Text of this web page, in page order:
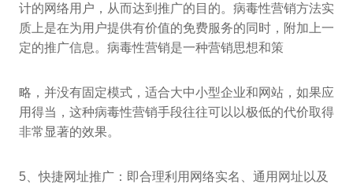
计的网络用户，从而达到推广的目的。病毒性营销方法实
质上是在为用户提供有价值的免费服务的同时，附加上一
定的推广信息。病毒性营销是一种营销思想和策
略，并没有固定模式，适合大中小型企业和网站，如果应
用得当，这种病毒性营销手段往往可以以极低的代价取得
非常显著的效果。
5、快捷网址推广：即合理利用网络实名、通用网址以及